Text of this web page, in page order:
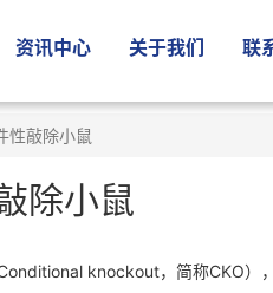
资讯中心 关于我们 联
性敲除小鼠
除小鼠
knockout，简称CKO）